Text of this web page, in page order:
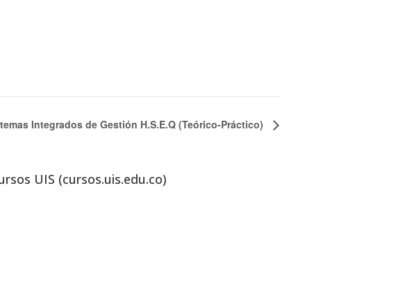
Integrados de Gestión H.S.E.Q (Teórico-Práctico)
UIS (cursos.uis.edu.co)